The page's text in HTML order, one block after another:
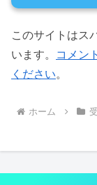
このサイトはス
います。 コメン
ください。
ホーム